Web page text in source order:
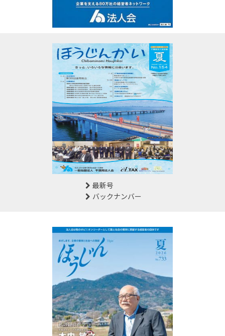
最新号
バックナンバー